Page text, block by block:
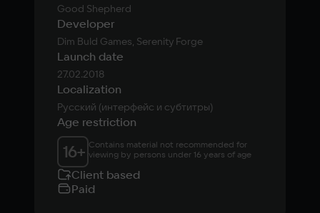
Good Shepherd
Developer
Dim Buld Games, Serenity Forge
Launch date
27.02.2018
Localization
Русский (интерфейс и субтитры)
Age restriction
16+ Contains material not recommended for
viewing by persons under 16 years of age
Client based
Paid